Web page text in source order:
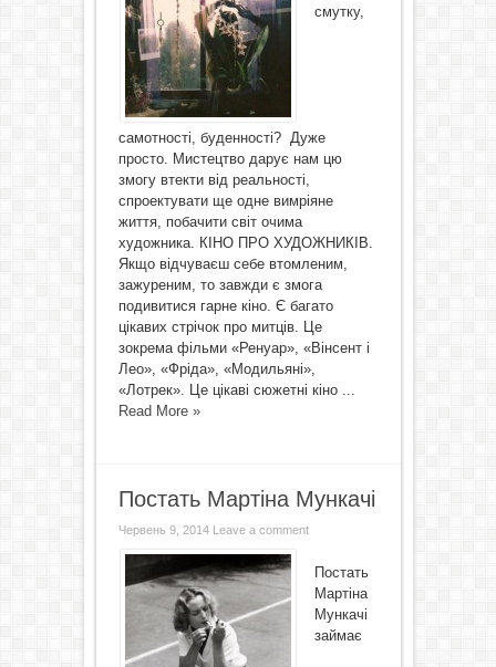
смутку,
самотності, буденності? Дуже
просто. Мистецтво дарує нам цю
змогу втекти від реальності,
спроектувати ще одне вимріяне
життя, побачити світ очима
художника. КІНО ПРО ХУДОЖНИКІВ.
Якщо відчуваєш себе втомленим,
зажуреним, то завжди є змога
подивитися гарне кіно. Є багато
цікавих стрічок про митців. Це
зокрема фільми «Ренуар», «Вінсент і
Лео», «Фріда», «Модильяні»,
«Лотрек». Це цікаві сюжетні кіно ...
Read More »
Постать Мартіна Мункачі
Червень 9, 2014 Leave a comment
Постать
Мартіна
Мункачі
займає